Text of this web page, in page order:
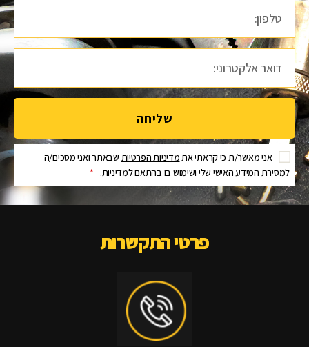
שליחה
אני מאשר/ת כי קראתי אתמדיניות הפרטיות שבאתר ואני מסכים/ה
למסירת המידע האישי שלי ושימוש בו בהתאם למדיניות. *
פרטי התקשרות